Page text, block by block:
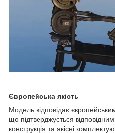
Європейська якість
Модель відповідає
що підтверджується
конструкція та якісні